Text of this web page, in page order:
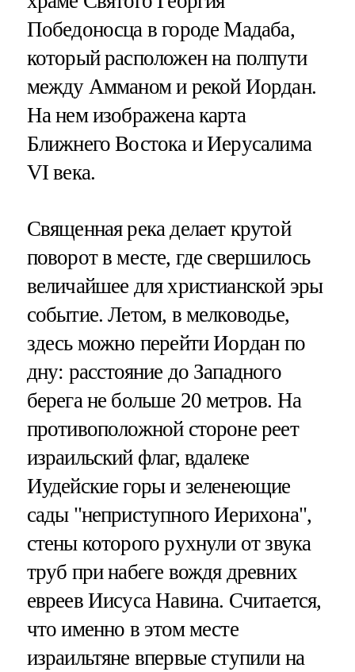
Победоносца в городе Мадаба,
который расположен на полпути
между Амманом и рекой Иордан.
На нем изображена карта
Ближнего Востока и Иерусалима
VI века.
Священная река делает крутой
поворот в месте, где свершилось
величайшее для христианской эры
событие. Летом, в мелководье,
здесь можно перейти Иордан по
дну: расстояние до Западного
берега не больше 20 метров. На
противоположной стороне реет
израильский флаг, вдалеке
Иудейские горы и зеленеющие
сады "неприступного Иерихона",
стены которого рухнули от звука
труб при набеге вождя древних
евреев Иисуса Навина. Считается,
что именно в этом месте
израильтяне впервые ступили на